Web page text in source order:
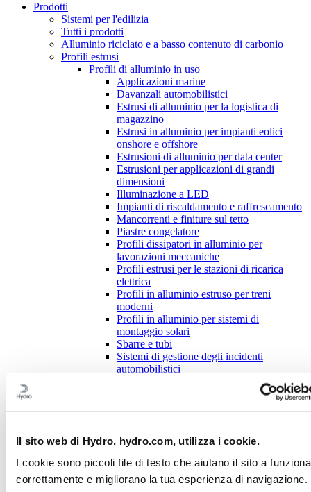
Il sito web di Hydro, hydro.com, utilizza i cookie.
I cookie sono piccoli file di testo che aiutano il sito a
correttamente e migliorano la tua esperienza di navigazione.
Prodotti
Sistemi per l'edilizia
Tutti i prodotti
Alluminio riciclato e a basso contenuto di carbonio
Profili estrusi
Profili di alluminio in uso
Applicazioni marine
Davanzali automobilistici
Estrusi di alluminio per la logistica di
magazzino
Estrusi in alluminio per impianti eolici
onshore e offshore
Estrusioni di alluminio per data center
Estrusioni per applicazioni di grandi
dimensioni
Illuminazione a LED
Impianti di riscaldamento e raffrescamento
Mancorrenti e finiture sul tetto
Piastre congelatore
Profili dissipatori in alluminio per
lavorazioni meccaniche
Profili estrusi per le stazioni di ricarica
elettrica
Profili in alluminio estruso per treni
moderni
Profili in alluminio per sistemi di
montaggio solari
Sbarre e tubi
Sistemi di gestione degli incidenti
automobilistici
Soluzioni intelligenti con piccoli profili in
Servizi di produzione
Formazione sull’alluminio
Pacchetti partner Hydro
Tubi di precisione